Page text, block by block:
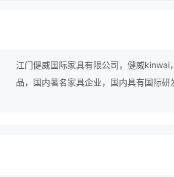
江门健威国际家具有限公司，健威
品，国内著名家具企业，国内具有国际